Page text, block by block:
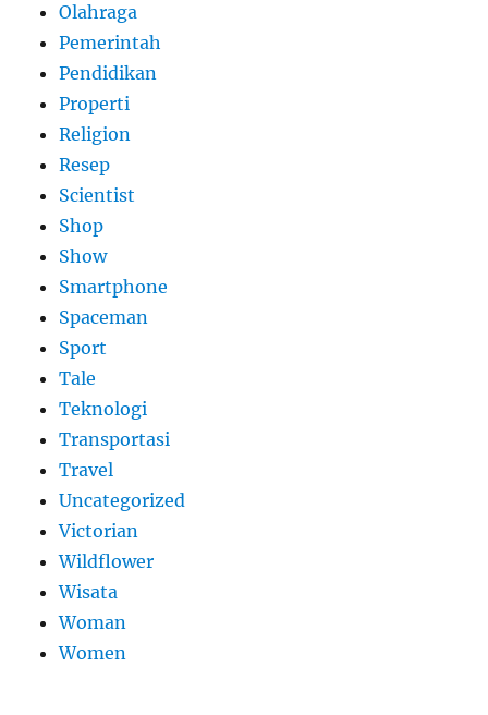
Olahraga
Pemerintah
Pendidikan
Properti
Religion
Resep
Scientist
Shop
Show
Smartphone
Spaceman
Sport
Tale
Teknologi
Transportasi
Travel
Uncategorized
Victorian
Wildflower
Wisata
Woman
Women